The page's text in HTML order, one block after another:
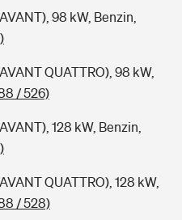
98 kW, Benzin,
QUATTRO), 98 kW,
/ 526)
128 kW, Benzin,
QUATTRO), 128 kW,
/ 528)